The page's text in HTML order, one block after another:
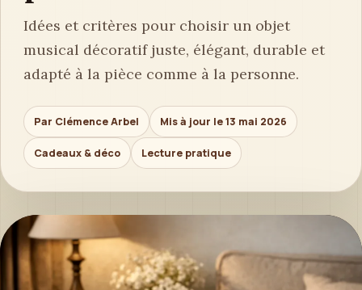
Idées et critères pour choisir un objet
musical décoratif juste, élégant, durable et
adapté à la pièce comme à la personne.
Par Clémence Arbel Mis à jour le 13 mai 2026
Cadeaux & déco Lecture pratique